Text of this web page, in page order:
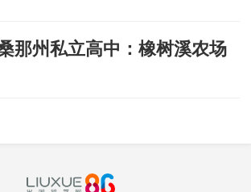
那州私立高中：橡树溪农场